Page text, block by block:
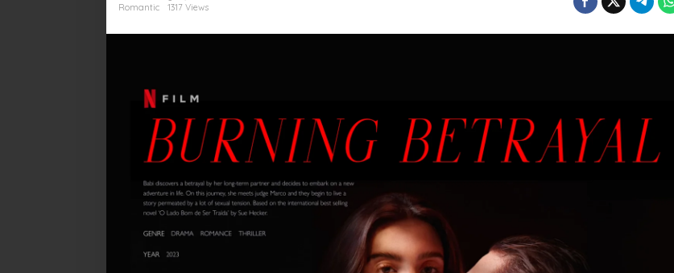
Romantic
1317 Views